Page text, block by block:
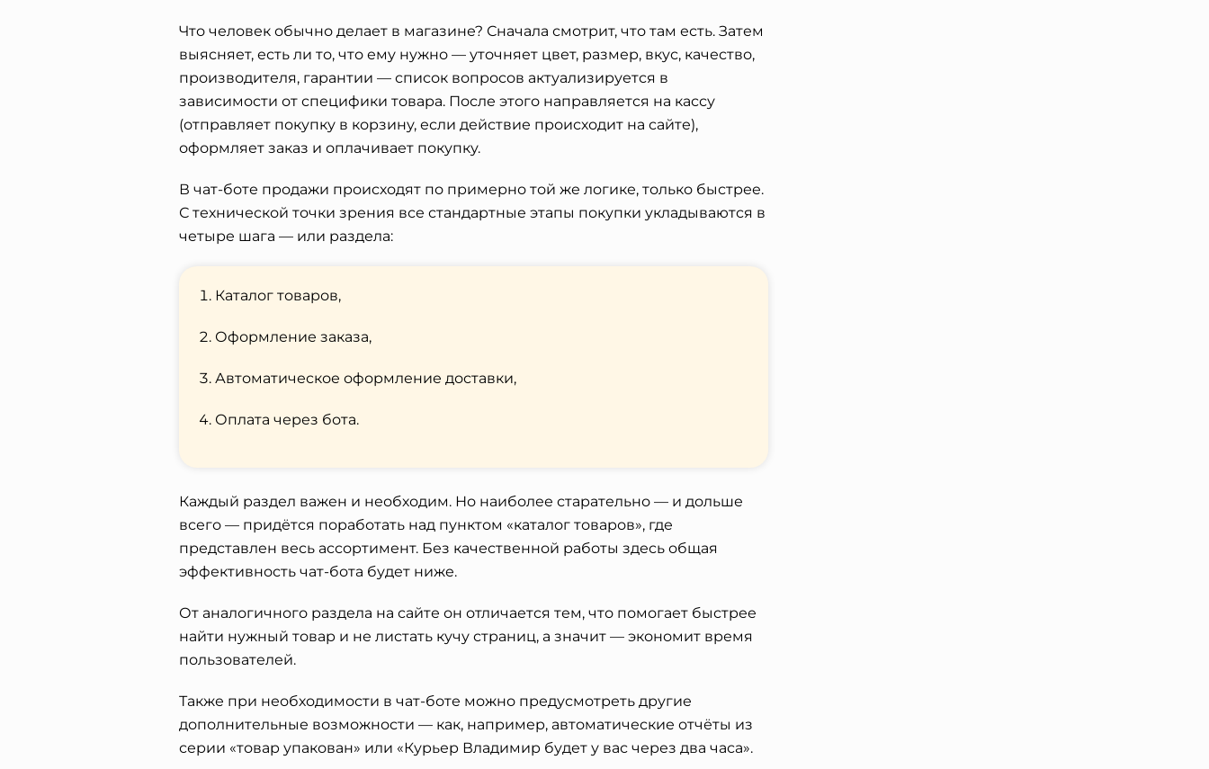
Что человек обычно делает в магазине? Сначала смотрит, что там есть. Затем
выясняет, есть ли то, что ему нужно — уточняет цвет, размер, вкус, качество,
производителя, гарантии — список вопросов актуализируется в
зависимости от специфики товара. После этого направляется на кассу
(отправляет покупку в корзину, если действие происходит на сайте),
оформляет заказ и оплачивает покупку.
В чат-боте продажи происходят по примерно той же логике, только быстрее.
С технической точки зрения все стандартные этапы покупки укладываются в
четыре шага — или раздела:
Каталог товаров,
Оформление заказа,
Автоматическое оформление доставки,
Оплата через бота.
Каждый раздел важен и необходим. Но наиболее старательно — и дольше
всего — придётся поработать над пунктом «каталог товаров», где
представлен весь ассортимент. Без качественной работы здесь общая
эффективность чат-бота будет ниже.
От аналогичного раздела на сайте он отличается тем, что помогает быстрее
найти нужный товар и не листать кучу страниц, а значит — экономит время
пользователей.
Также при необходимости в чат-боте можно предусмотреть другие
дополнительные возможности — как, например, автоматические отчёты из
серии «товар упакован» или «Курьер Владимир будет у вас через два часа».